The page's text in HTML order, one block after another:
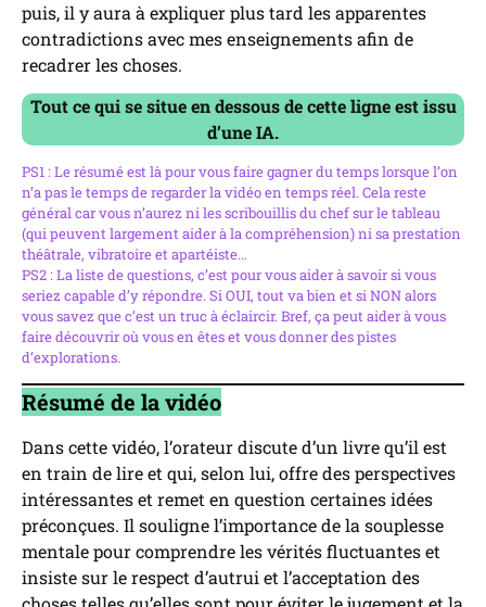
puis, il y aura à expliquer plus tard les apparentes
contradictions avec mes enseignements afin de
recadrer les choses.
Tout ce qui se situe en dessous de cette ligne est issu
d’une IA.
PS1 : Le résumé est là pour vous faire gagner du temps lorsque l’on
n’a pas le temps de regarder la vidéo en temps réel. Cela reste
général car vous n’aurez ni les scribouillis du chef sur le tableau
(qui peuvent largement aider à la compréhension) ni sa prestation
théâtrale, vibratoire et apartéiste…
PS2 : La liste de questions, c’est pour vous aider à savoir si vous
seriez capable d’y répondre. Si OUI, tout va bien et si NON alors
vous savez que c’est un truc à éclaircir. Bref, ça peut aider à vous
faire découvrir où vous en êtes et vous donner des pistes
d’explorations.
Résumé de la vidéo
Dans cette vidéo, l’orateur discute d’un livre qu’il est
en train de lire et qui, selon lui, offre des perspectives
intéressantes et remet en question certaines idées
préconçues. Il souligne l’importance de la souplesse
mentale pour comprendre les vérités fluctuantes et
insiste sur le respect d’autrui et l’acceptation des